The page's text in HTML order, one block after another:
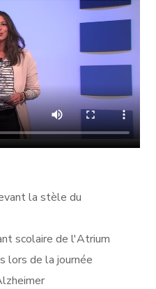
la stèle du
scolaire de l'Atrium
lors de la journée